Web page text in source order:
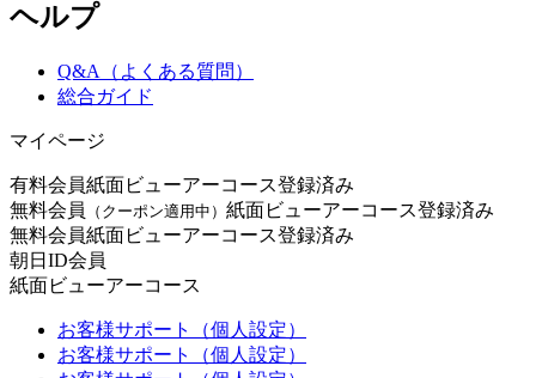
ヘルプ
Q&A（よくある質問）
総合ガイド
マイページ
有料会員紙面ビューアーコース登録済み
無料会員
（クーポン適用中） 紙面ビューアーコース登録済み
無料会員紙面ビューアーコース登録済み
朝日ID会員
紙面ビューアーコース
お客様サポート（個人設定）
お客様サポート（個人設定）